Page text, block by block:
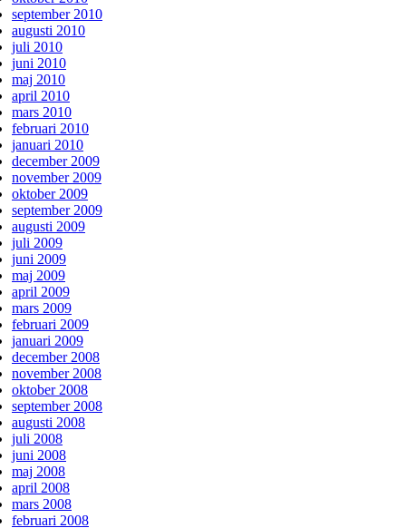
september 2010
augusti 2010
juli 2010
juni 2010
maj 2010
april 2010
mars 2010
februari 2010
januari 2010
december 2009
november 2009
oktober 2009
september 2009
augusti 2009
juli 2009
juni 2009
maj 2009
april 2009
mars 2009
februari 2009
januari 2009
december 2008
november 2008
oktober 2008
september 2008
augusti 2008
juli 2008
juni 2008
maj 2008
april 2008
mars 2008
februari 2008